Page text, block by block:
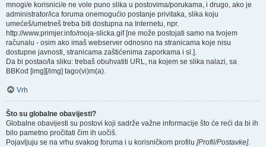
mnogi/e korisnici/e ne vole puno slika u postovima/porukama, i drugo, ako je
administrator/ica foruma onemogućio postanje privitaka, slika koju
umećeš/umetneš treba biti dostupna na Internetu, npr.
http://www.primjer.info/moja-slicka.gif [ne može postojati samo na tvojem
računalu - osim ako imaš webserver odnosno na stranicama koje nisu
dostupne javnosti, stranicama zaštićenima zaporkama i sl.].
Da bi postao/la sliku: trebaš obuhvatiti URL, na kojem se slika nalazi, sa
BBKod [img][/img] tago(vi)m(a).
Vrh
Što su globalne obavijesti?
Globalne obavijesti su postovi koji sadrže važne informacije što će reći da bi ih
bilo pametno pročitati čim ih uočiš.
Pojavljuju se na vrhu svakog foruma i u korisničkom profilu [Profil/Postavke].